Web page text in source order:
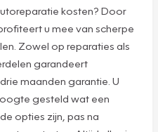
kosten? Door
u mee van scherpe
Zowel op reparaties als
garandeert
maanden garantie. U
gesteld wat een
opties zijn, pas na